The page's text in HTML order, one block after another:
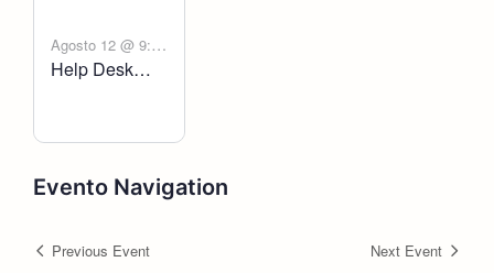
Agosto 12 @ 9:00
am - 6:00 pm
Help Desk
Evento Navigation
Previous Event Next Event